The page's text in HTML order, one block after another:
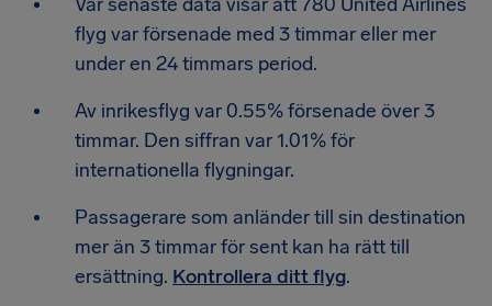
flyg var försenade med 3 timmar eller mer
under en 24 timmars period.
Av inrikesflyg var 0.55% försenade över 3
timmar. Den siffran var 1.01% för
internationella flygningar.
Passagerare som anländer till sin destination
mer än 3 timmar för sent kan ha rätt till
ersättning. Kontrollera ditt flyg.